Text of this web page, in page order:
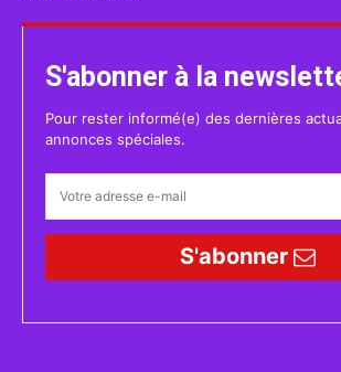
S'abonner à la
Pour rester informé(e) des dernières
annonces spéciales.
S'abonner